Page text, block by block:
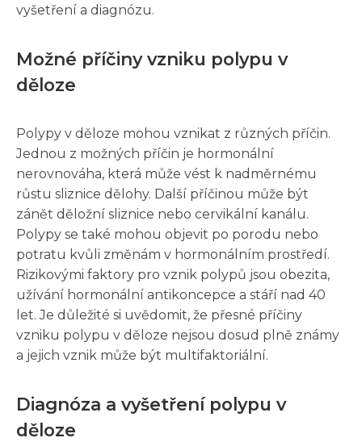
vyšetření a diagnózu.
Možné příčiny vzniku polypu v
děloze
Polypy v děloze mohou vznikat z různých příčin.
Jednou z možných příčin je hormonální
nerovnováha, která může vést k nadměrnému
růstu sliznice dělohy. Další příčinou může být
zánět děložní sliznice nebo cervikální kanálu.
Polypy se také mohou objevit po porodu nebo
potratu kvůli změnám v hormonálním prostředí.
Rizikovými faktory pro vznik polypů jsou obezita,
užívání hormonální antikoncepce a stáří nad 40
let. Je důležité si uvědomit, že přesné příčiny
vzniku polypu v děloze nejsou dosud plně známy
a jejich vznik může být multifaktoriální.
Diagnóza a vyšetření polypu v
děloze